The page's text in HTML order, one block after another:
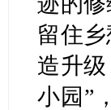
留住
造升级
小园”